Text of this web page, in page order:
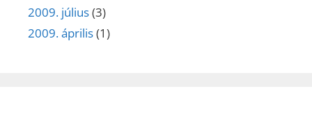
2009. július(3)
2009. április(1)